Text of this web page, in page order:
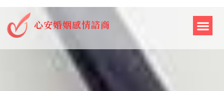
心安婚姻感情諮商